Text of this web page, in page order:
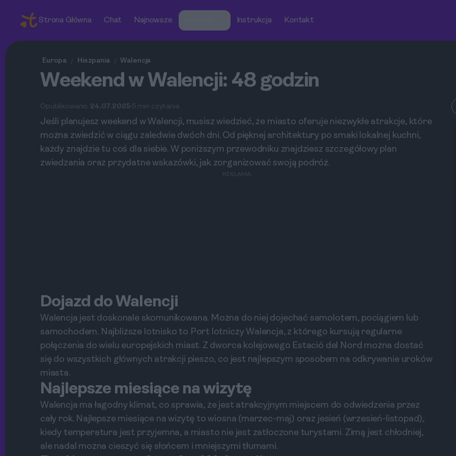
Strona Główna Chat Najnowsze Instrukcja Kontakt
Europa / Hiszpania / Walencja
Weekend w Walencji: 48 godzin
Opublikowano: 24.07.2025 5 min czytania
Jeśli planujesz weekend w Walencji, musisz wiedzieć, że miasto oferuje niezwykłe atrakcje, które
można zwiedzić w ciągu zaledwie dwóch dni. Od pięknej architektury po smaki lokalnej kuchni,
każdy znajdzie tu coś dla siebie. W poniższym przewodniku znajdziesz szczegółowy plan
zwiedzania oraz przydatne wskazówki, jak zorganizować swoją podróż.
REKLAMA
Dojazd do Walencji
Walencja jest doskonale skomunikowana. Można do niej dojechać samolotem, pociągiem lub
samochodem. Najbliższe lotnisko to Port lotniczy Walencja, z którego kursują regularne
połączenia do wielu europejskich miast. Z dworca kolejowego Estació del Nord można dostać
się do wszystkich głównych atrakcji pieszo, co jest najlepszym sposobem na odkrywanie uroków
miasta.
Najlepsze miesiące na wizytę
Walencja ma łagodny klimat, co sprawia, że jest atrakcyjnym miejscem do odwiedzenia przez
cały rok. Najlepsze miesiące na wizytę to wiosna (marzec-maj) oraz jesień (wrzesień-listopad),
kiedy temperatura jest przyjemna, a miasto nie jest zatłoczone turystami. Zimą jest chłodniej,
ale nadal można cieszyć się słońcem i mniejszymi tłumami.